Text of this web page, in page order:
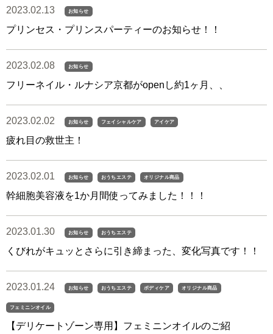
2023.02.13 お知らせ
プリンセス・プリンスパーティーのお知らせ！！
2023.02.08 お知らせ
フリーネイル・ルナシア京都がopenし約1ヶ月、、
2023.02.02 お知らせ フェイシャルケア アイケア
疲れ目の救世主！
2023.02.01 お知らせ おうちエステ オリジナル商品
幹細胞美容液を1か月間使ってみました！！！
2023.01.30 お知らせ おうちエステ
くびれがキュッとさらに引き締まった、変化写真です！！
2023.01.24 お知らせ おうちエステ ボディケア オリジナル商品
フェミニンオイル
【デリケートゾーン専用】フェミニンオイルのご紹